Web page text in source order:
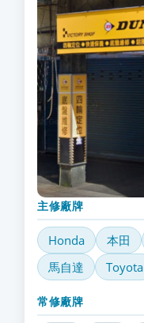
主修廠牌
Honda 本田
馬自達
Toyota
常修廠牌